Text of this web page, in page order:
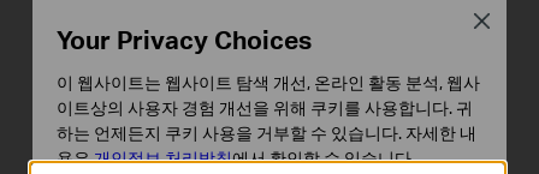
Your Privacy Choices
이 웹사이트는 웹사이트 탐색 개선, 온라인 활동 분석, 웹사
이트상의 사용자 경험 개선을 위해 쿠키를 사용합니다. 귀
하는 언제든지 쿠키 사용을 거부할 수 있습니다. 자세한 내
용은개인정보 처리방침에서 확인할 수 있습니다.
Close